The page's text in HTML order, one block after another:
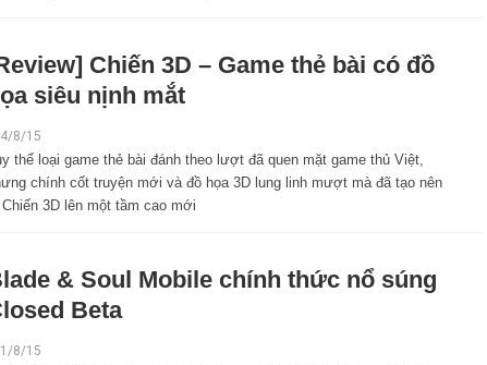
Chiến 3D – Game thẻ bài có đồ
siêu nịnh mắt
8/15
thể loại game thẻ bài đánh theo lượt đã quen mặt game thủ Việt,
chính cốt truyện mới và đồ họa 3D lung linh mượt mà đã tạo nên
3D lên một tầm cao mới
& Soul Mobile chính thức nổ súng
Beta
8/15